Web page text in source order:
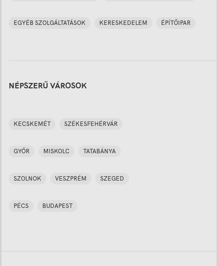
EGYÉB SZOLGÁLTATÁSOK KERESKEDELEM ÉPÍTŐIPAR
NÉPSZERŰ VÁROSOK
KECSKEMÉT SZÉKESFEHÉRVÁR
GYŐR MISKOLC TATABÁNYA
SZOLNOK VESZPRÉM SZEGED
PÉCS BUDAPEST